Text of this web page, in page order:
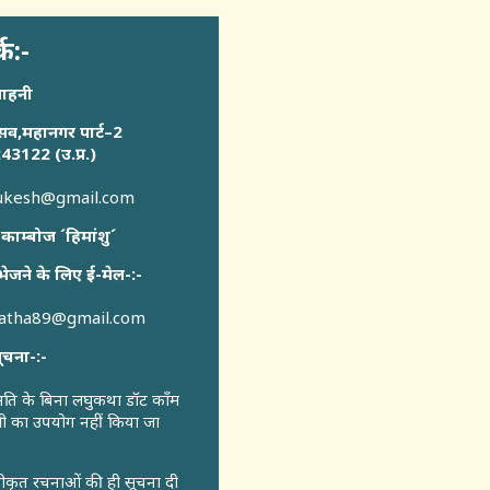
पार्ट–2
(उ.प्र.)
´हिमांशु´
के लिए ई-मेल-:-
:-
के बिना लघुकथा डॉट कॉंम
का उपयोग नहीं किया जा
रचनाओं की ही सूचना दी